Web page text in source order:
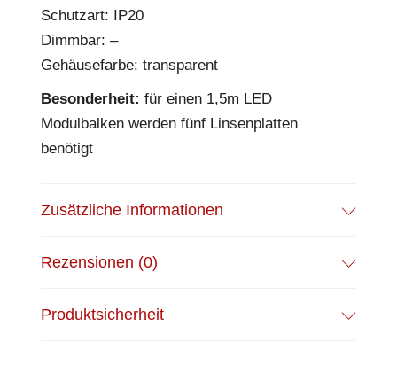
Schutzart: IP20
Dimmbar: –
Gehäusefarbe: transparent
Besonderheit: für einen 1,5m LED
Modulbalken werden fünf Linsenplatten
benötigt
Zusätzliche Informationen
Rezensionen (0)
Produktsicherheit